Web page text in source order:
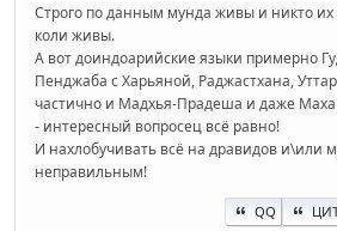
Строго по данным мунда живы и никто их
коли живы.
А вот доиндоарийские языки примерно
Пенджаба с Харьяной, Раджастхана,
частично и Мадхья-Прадеша и даже
- интересный вопросец всё равно!
И нахлобучивать всё на дравидов и\или
неправильным!
QQ